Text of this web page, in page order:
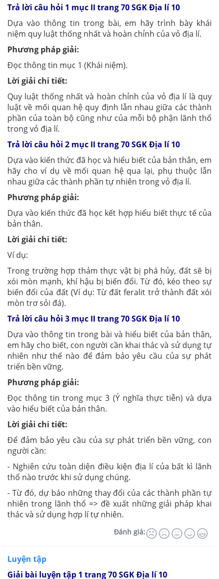
Trả lời câu hỏi 1 mục II trang 70 SGK Địa lí 10
Dựa vào thông tin trong bài, em hãy trình bày khái
niệm quy luật thống nhất và hoàn chỉnh của vỏ địa lí.
Phương pháp giải:
Đọc thông tin mục 1 (Khái niệm).
Lời giải chi tiết:
Quy luật thống nhất và hoàn chỉnh của vỏ địa lí là quy
luật về mối quan hệ quy định lẫn nhau giữa các thành
phần của toàn bộ cũng như của mỗi bộ phận lãnh thổ
trong vỏ địa lí.
Trả lời câu hỏi 2 mục II trang 70 SGK Địa lí 10
Dựa vào kiến thức đã học và hiểu biết của bản thân, em
hãy cho ví dụ về mối quan hệ qua lại, phụ thuộc lẫn
nhau giữa các thành phần tự nhiên trong vỏ địa lí.
Phương pháp giải:
Dựa vào kiến thức đã học kết hợp hiểu biết thực tế của
bản thân.
Lời giải chi tiết:
Ví dụ:
Trong trường hợp thảm thực vật bị phá hủy, đất sẽ bị
xói mòn mạnh, khí hậu bị biến đổi. Từ đó, kéo theo sự
biến đổi của đất (Ví dụ: Từ đất feralit trở thành đất xói
mòn trơ sỏi đá).
Trả lời câu hỏi 3 mục II trang 70 SGK Địa lí 10
Dựa vào thông tin trong bài và hiểu biết của bản thân,
em hãy cho biết, con người cần khai thác và sử dụng tự
nhiên như thế nào để đảm bảo yêu cầu của sự phát
triển bền vững.
Phương pháp giải:
Đọc thông tin trong mục 3 (Ý nghĩa thực tiễn) và dựa
vào hiểu biết của bản thân.
Lời giải chi tiết:
Để đảm bảo yêu cầu của sự phát triển bền vững, con
người cần:
- Nghiên cứu toàn diện điều kiện địa lí của bất kì lãnh
thổ nào trước khi sử dụng chúng.
- Từ đó, dự báo những thay đổi của các thành phần tự
nhiên trong lãnh thổ => đề xuất những giải pháp khai
thác và sử dụng hợp lí tự nhiên.
Đánh giá:
Luyện tập
Giải bài luyện tập 1 trang 70 SGK Địa lí 10